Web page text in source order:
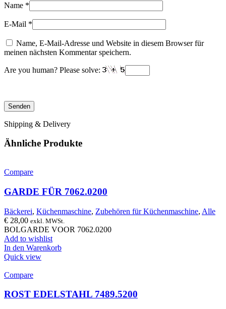
Name *
E-Mail *
Name, E-Mail-Adresse und Website in diesem Browser für
meinen nächsten Kommentar speichern.
Are you human? Please solve:
Shipping & Delivery
Ähnliche Produkte
Compare
GARDE FÜR 7062.0200
Bäckerei, Küchenmaschine, Zubehören für Küchenmaschine, Alle
€ 28,00 exkl. MWSt.
BOLGARDE VOOR 7062.0200
Add to wishlist
In den Warenkorb
Quick view
Compare
ROST EDELSTAHL 7489.5200